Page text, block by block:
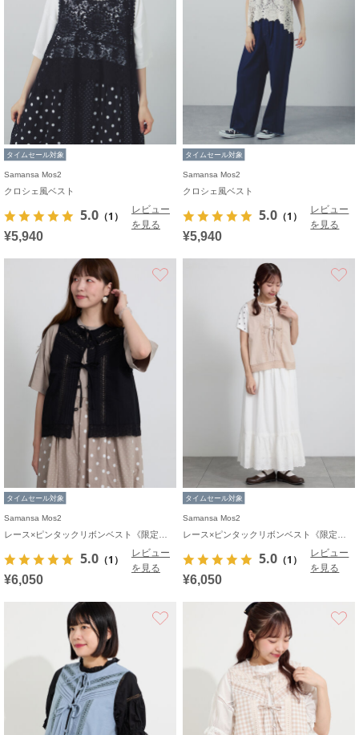
タイムセール対象
Samansa Mos2
クロシェ風ベスト
5.0 （1）
レビュー
を見る
¥5,940
タイムセール対象
Samansa Mos2
クロシェ風ベスト
5.0 （1）
レビュー
を見る
¥5,940
タイムセール対象
Samansa Mos2
5.0 （1）
レビュー
を見る
¥6,050
タイムセール対象
Samansa Mos2
5.0 （1）
レビュー
を見る
¥6,050